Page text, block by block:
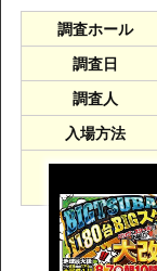
調査ホール
調査日
調査人
入場方法